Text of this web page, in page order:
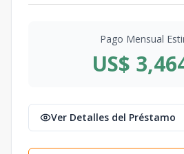
Pago Mensual
US$
Ver Detalles del Préstamo